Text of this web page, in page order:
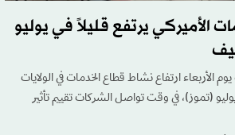
الأميركي يرتفع قليلاً في يوليو
ارتفاع نشاط قطاع الخدمات في الولايات
(تموز)، في وقت تواصل الشركات تقييم تأثير